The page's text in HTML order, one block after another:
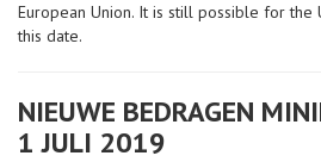
European Union. It is still possible for the
this date.
NIEUWE BEDRAGEN
1 JULI 2019